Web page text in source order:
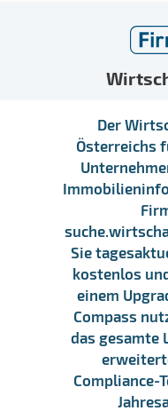
Der
Österreichs
Sie
kostenlos
einem
Compass
das gesamte
Compliance-